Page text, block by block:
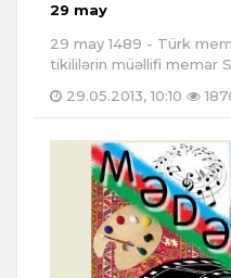
29 may
29 may 1489 - Türk
tikililərin müəllifi memar
29.05.2013, 10:10